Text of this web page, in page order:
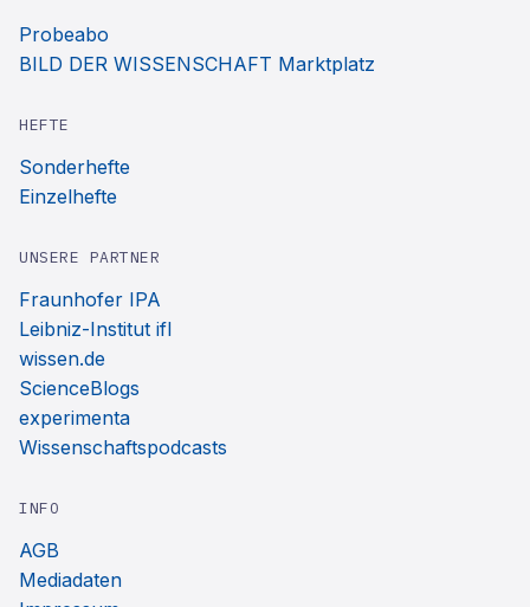
Probeabo
BILD DER WISSENSCHAFT Marktplatz
HEFTE
Sonderhefte
Einzelhefte
UNSERE PARTNER
Fraunhofer IPA
Leibniz-Institut ifl
wissen.de
ScienceBlogs
experimenta
Wissenschaftspodcasts
INFO
AGB
Mediadaten